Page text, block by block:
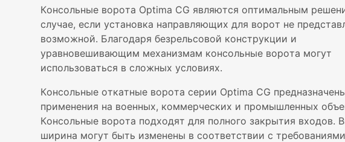
Консольные ворота Optima CG являются оптимальным
случае, если установка направляющих для ворот не
возможной. Благодаря безрельсовой конструкции и
уравновешивающим механизмам консольные ворота могут
использоваться в сложных условиях.
Консольные откатные ворота серии Optima CG
применения на военных, коммерческих и промышленных
Консольные ворота подходят для полного закрытия входов.
ширина могут быть изменены в соответствии с требованиями